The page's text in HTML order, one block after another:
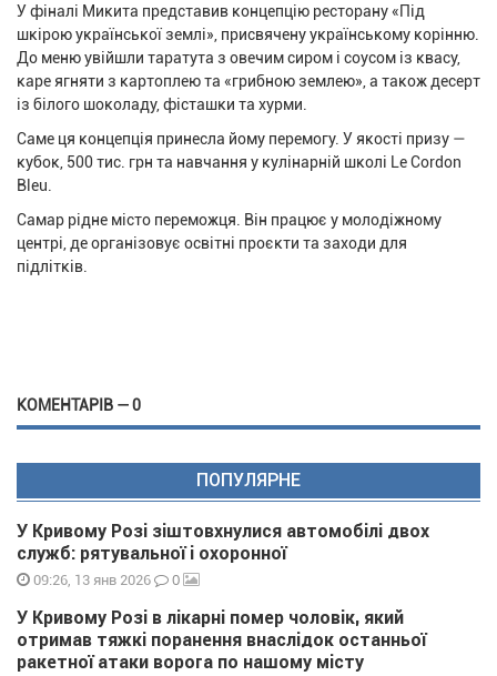
У фіналі Микита представив концепцію ресторану «Під
шкірою української землі», присвячену українському корінню.
До меню увійшли таратута з овечим сиром і соусом із квасу,
каре ягняти з картоплею та «грибною землею», а також десерт
із білого шоколаду, фісташки та хурми.
Саме ця концепція принесла йому перемогу. У якості призу —
кубок, 500 тис. грн та навчання у кулінарній школі Le Cordon
Bleu.
Самар рідне місто переможця. Він працює у молодіжному
центрі, де організовує освітні проєкти та заходи для
підлітків.
КОМЕНТАРІВ — 0
ПОПУЛЯРНЕ
У Кривому Розі зіштовхнулися автомобілі двох
служб: рятувальної і охоронної
09:26, 13 янв 2026 0
У Кривому Розі в лікарні помер чоловік, який
отримав тяжкі поранення внаслідок останньої
ракетної атаки ворога по нашому місту